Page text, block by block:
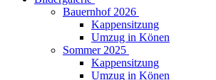
Bauernhof 2026
Kappensitzung
Umzug in Könen
Sommer 2025
Kappensitzung
Umzug in Könen